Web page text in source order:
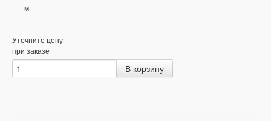
м.
Уточните цену
при заказе